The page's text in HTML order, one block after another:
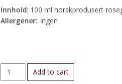
Innhold: 100 ml norskprodusert
Allergener: Ingen
Rosegelé
med
Add to cart